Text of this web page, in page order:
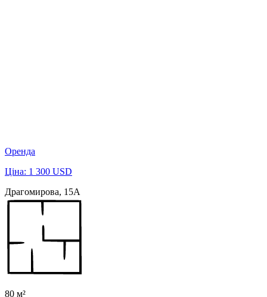
Оренда
Ціна: 1 300 USD
Драгомирова, 15А
80 м²